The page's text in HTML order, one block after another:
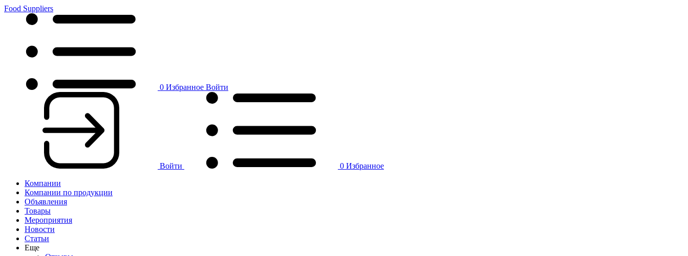
Food Suppliers
0 Избранное Войти
Войти 0 Избранное
Компании
Компании по продукции
Объявления
Товары
Мероприятия
Новости
Статьи
Еще